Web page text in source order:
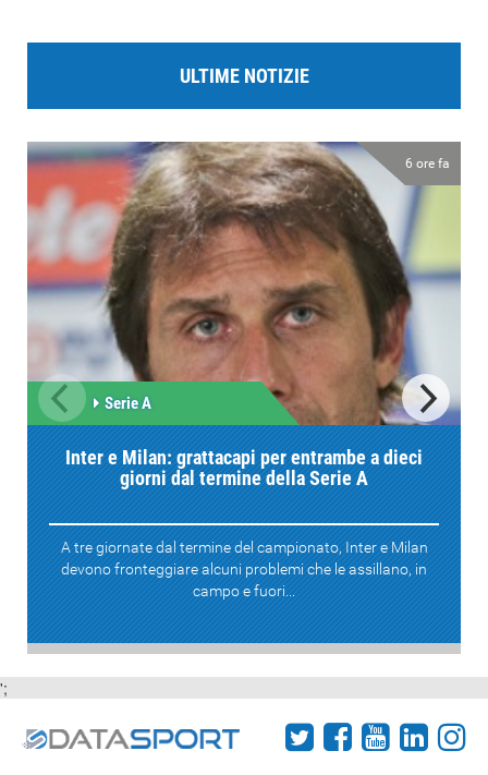
ULTIME NOTIZIE
6 ore fa
Serie A
Inter e Milan: grattacapi per entrambe a dieci
giorni dal termine della Serie A
A tre giornate dal termine del campionato, Inter e Milan
devono fronteggiare alcuni problemi che le assillano, in
campo e fuori...
';